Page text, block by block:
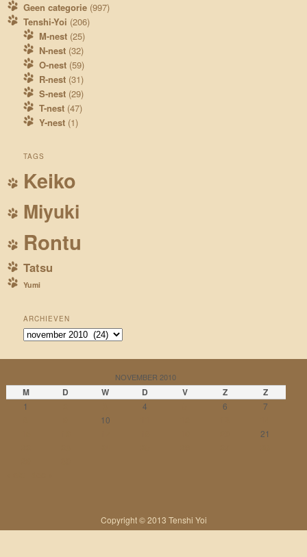
Geen categorie (997)
Tenshi-Yoi (206)
M-nest(25)
N-nest(32)
O-nest(59)
R-nest(31)
S-nest(29)
T-nest(47)
Y-nest(1)
TAGS
Keiko
Miyuki
Rontu
Tatsu
Yumi
ARCHIEVEN
Archieven
NOVEMBER 2010
M D W D V Z Z
1 4 6 7
10
21
Copyright © 2013 Tenshi Yoi